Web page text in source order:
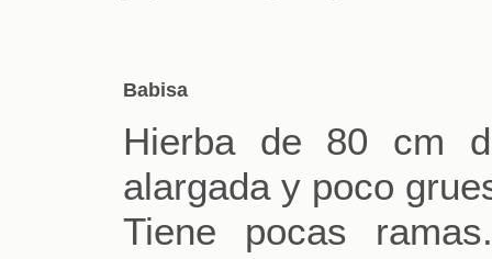
Babisa
Hierba de 80 cm
alargada y poco
Tiene pocas